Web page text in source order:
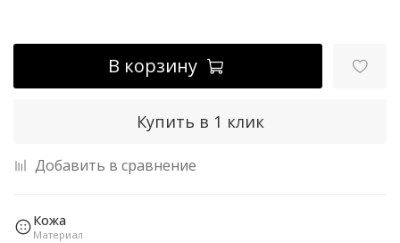
В корзину
Купить в 1 клик
Добавить в сравнение
Кожа
Материал